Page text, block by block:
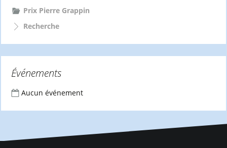
Prix Pierre Grappin
Recherche
Événements
Aucun événement